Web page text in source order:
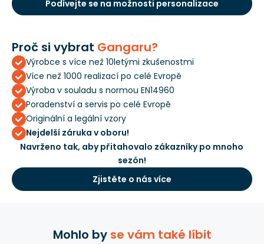
Podívejte se na možnosti personalizace
Proč si vybrat Gangaru?
Výrobce s více než 10letými zkušenostmi
Více než 1000 realizací po celé Evropě
Výroba v souladu s normou EN14960
Poradenství a servis po celé Evropě
Originální a legální vzory
Nejdelší záruka v oboru!
Navrženo tak, aby přitahovalo zákazníky po mnoho
sezón!
Zjistěte o nás více
Mohlo by se vám také líbit